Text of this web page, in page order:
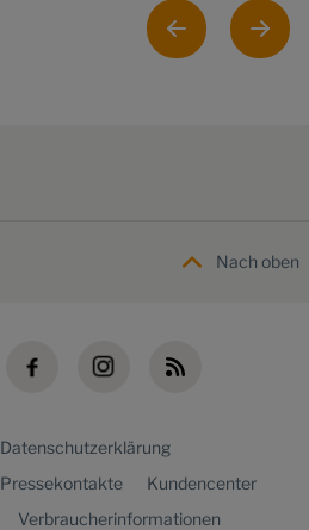
Nach oben
Datenschutzerklärung
Pressekontakte
Kundencenter
Verbraucherinformationen